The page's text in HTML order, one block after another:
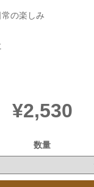
の楽しみ
¥2,530
数量